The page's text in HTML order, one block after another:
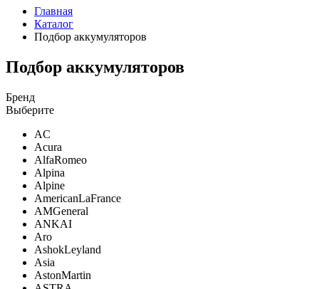
Главная
Каталог
Подбор аккумуляторов
Подбор аккумуляторов
Бренд
Выберите
AC
Acura
AlfaRomeo
Alpina
Alpine
AmericanLaFrance
AMGeneral
ANKAI
Aro
AshokLeyland
Asia
AstonMartin